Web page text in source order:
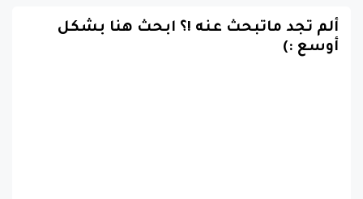
ألم تجد ماتبحث عنه !؟ ابحث هنا بشكل
أوسع :)